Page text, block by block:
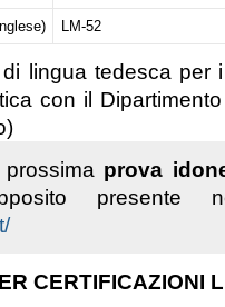
LM-52
lingua tedesca
con il
prova
presente
CERTIFICAZIONI